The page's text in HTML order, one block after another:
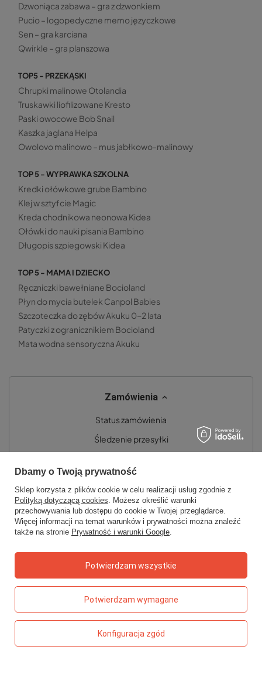
Dzwoniąca zabawa – gra z dzwonkiem
Pucio – logopedyczne memo języczkowe
Sen – gra karciana
Qwirkle – gra planszowa
TOP5 - PRZEKĄSKI
Chrupki malinowe Otolandia
Truskawki liofilizowane Kresto
Paski owocowe Bob Snail
Kaszka jaglana Helpa
Owolovo malinowo – mus jabłkowo-malinowy
TOP 5 - WYPRAWKA SZKOLNA
Kredki ołówkowe grube Bambino
Klej w sztyfcie Magic
Kreda chodnikowa neonowa Kidea
Ołówki do nauki pisania Bambino
Długopis szpiegowski Kidea
TOP 5 - MAMA I DZIECKO
Ręczniczki bawełniane Bocioland
Płyn do mycia butelek Canpol Babies
Szczoteczka do zębów Akuku 0-2 lata
Patyczki z ogranicznikiem Bocioland
Mata wodna sensoryczna Akuku
Zamówienia
Status zamówienia
Śledzenie przesyłki
Chcę zwrócić produkt
Chcę wymienić towar
Kontakt
Dbamy o Twoją prywatność
Sklep korzysta z plików cookie w celu realizacji usług zgodnie z
Polityką dotyczącą cookies. Możesz określić warunki
przechowywania lub dostępu do cookie w Twojej przeglądarce.
Więcej informacji na temat warunków i prywatności można znaleźć
także na stronie Prywatność i warunki Google.
Potwierdzam wymagane
Konfiguracja zgód
Potwierdzam wszystkie